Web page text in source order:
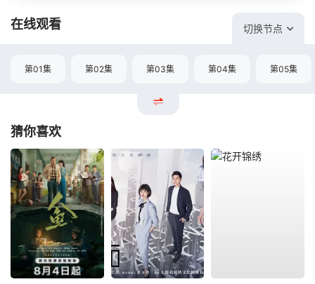
在线观看 切换节点
第01集 第02集 第03集 第04集 第05集
猜你喜欢